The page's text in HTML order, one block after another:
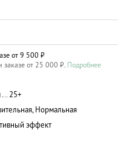
от 9 500 ₽
заказе от 25 000 ₽. Подробнее
25+
Нормальная
эффект